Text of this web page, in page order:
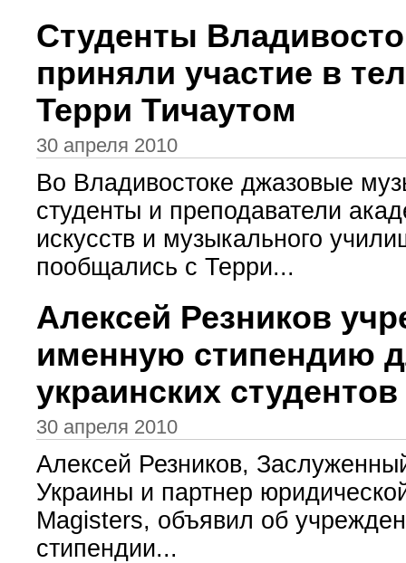
Студенты
приняли участие в
Терри Тичаутом
30 апреля 2010
Во Владивостоке джазовые
студенты и преподаватели
искусств и музыкального
пообщались с Терри...
Алексей Резников
именную стипендию
украинских студентов
30 апреля 2010
Алексей Резников,
Украины и партнер
Magisters, объявил об
стипендии...